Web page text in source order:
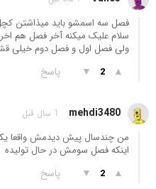
فصل سه اسمشو باید میذاشتن
سلام علیک میکنه آخر فصل هم
ولی فصل اول و فصل دوم خیلی
▲
2
▼ پاسخ
mehdi3480 1 سال قبل
من چندسال پیش دیدمش واقعا
اینکه فصل سومش در حال تولیده
▲
2
▼ پاسخ